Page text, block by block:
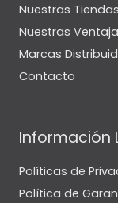
Nuestras Tiendas
Nuestras
Marcas
Contacto
Información
Políticas de
Política de